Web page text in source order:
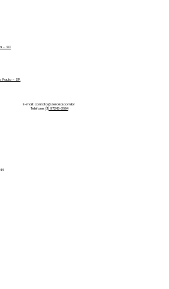
Fachadas de Vidro Sem
- SC
Paulo - SP.
E-mail:contato@zeroka.com.br
Telefone: (11) 97243-3694